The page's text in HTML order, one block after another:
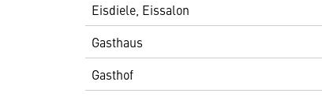
Eisdiele, Eissalon
Gasthaus
Gasthof